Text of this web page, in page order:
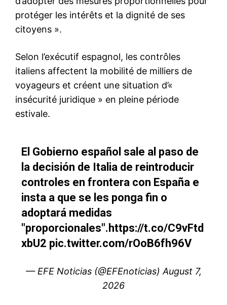
l'intelligence de
l'information
S'ABONNER MAINTENANT